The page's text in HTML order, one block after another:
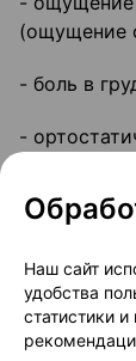
(ощущение
- боль в
-
- стойкий
- диарея;
Наш сайт
удобства
статистики